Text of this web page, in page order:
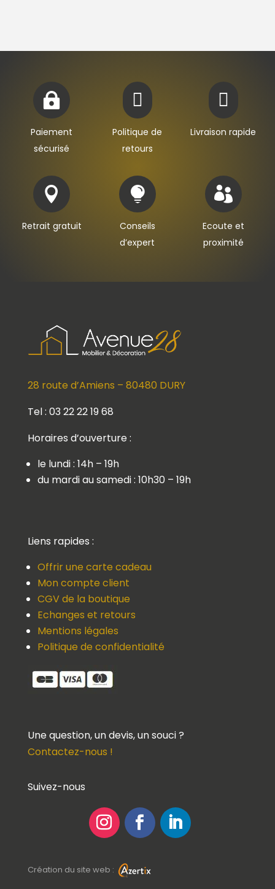

Paiement
sécurisé

Politique de
retours

Livraison rapide

Retrait gratuit

Conseils
d’expert

Ecoute et
proximité
28 route d’Amiens – 80480 DURY
Tel : 03 22 22 19 68
Horaires d’ouverture :
le lundi : 14h – 19h
du mardi au samedi : 10h30 – 19h
Liens rapides :
Offrir une carte cadeau
Mon compte client
CGV de la boutique
Echanges et retours
Mentions légales
Politique de confidentialité
Une question, un devis, un souci ?
Contactez-nous !
Suivez-nous
Création du site web :